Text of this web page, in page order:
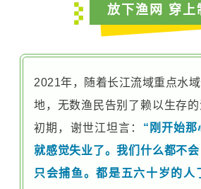
放下渔网 穿上
2021年，随着长江流域重点水
地，无数渔民告别了赖以生存
初期，谢世江坦言： “刚开始那
就感觉失业了。我们什么都不会
只会捕鱼。都是五六十岁的人